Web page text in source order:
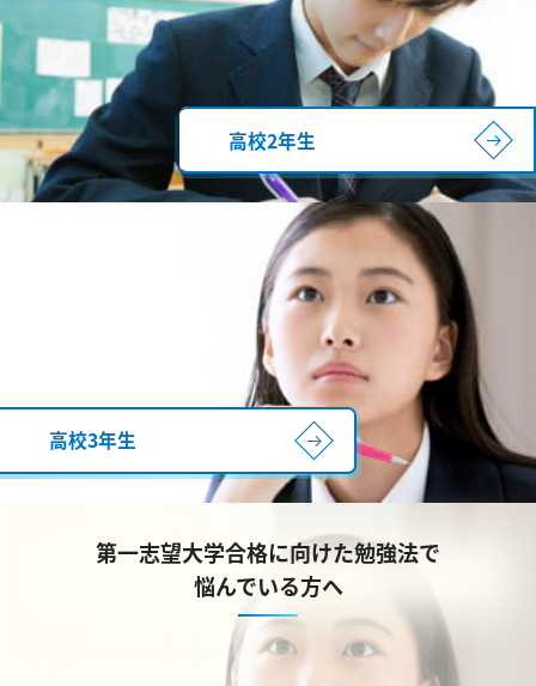
高校2年生
高校3年生
第一志望大学合格に向けた勉強法で
悩んでいる方へ